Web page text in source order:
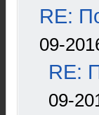
RE:
09-
RE:
09-